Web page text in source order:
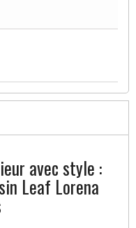
avec style :
Leaf Lorena